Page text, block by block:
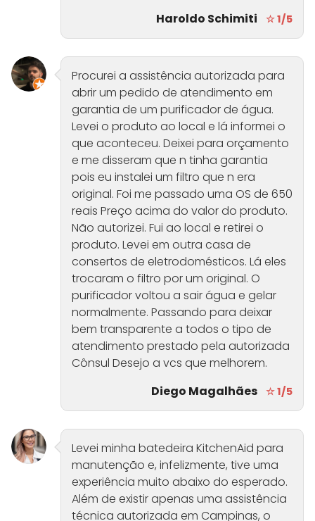
Haroldo Schimiti
☆ 1/5
Procurei a assistência autorizada para
abrir um pedido de atendimento em
garantia de um purificador de água.
Levei o produto ao local e lá informei o
que aconteceu. Deixei para orçamento
e me disseram que n tinha garantia
pois eu instalei um filtro que n era
original. Foi me passado uma OS de 650
reais Preço acima do valor do produto.
Não autorizei. Fui ao local e retirei o
produto. Levei em outra casa de
consertos de eletrodomésticos. Lá eles
trocaram o filtro por um original. O
purificador voltou a sair água e gelar
normalmente. Passando para deixar
bem transparente a todos o tipo de
atendimento prestado pela autorizada
Cônsul Desejo a vcs que melhorem.
Diego Magalhães ☆ 1/5
Levei minha batedeira KitchenAid para
manutenção e, infelizmente, tive uma
experiência muito abaixo do esperado.
Além de existir apenas uma assistência
técnica autorizada em Campinas, o